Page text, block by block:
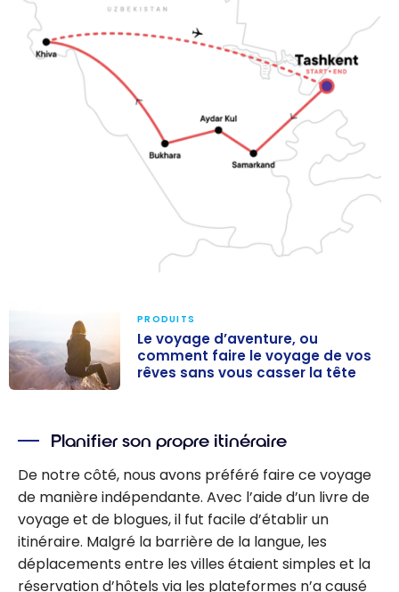
comment faire
le voyage de
vos rêves sans
vous casser la
tête
PRODUITS
Le voyage d’aventure, ou
comment faire le voyage de vos
rêves sans vous casser la tête
Planifier son propre itinéraire
De notre côté, nous avons préféré faire ce voyage
de manière indépendante. Avec l’aide d’un livre de
voyage et de blogues, il fut facile d’établir un
itinéraire. Malgré la barrière de la langue, les
déplacements entre les villes étaient simples et la
réservation d’hôtels via les plateformes n’a causé